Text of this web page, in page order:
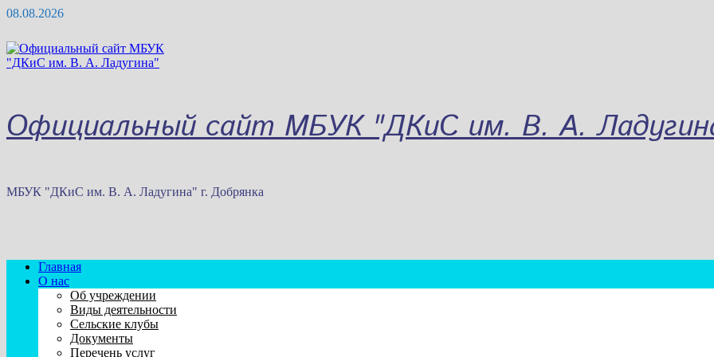
Перейти
содержимому
08.08.2026
Официальный сайт МБУК "ДКиС им. В. А.
МБУК "ДКиС им. В. А. Ладугина" г. Добрянка
Главная
О нас
Об учреждении
Виды деятельности
Сельские клубы
Документы
Перечень услуг